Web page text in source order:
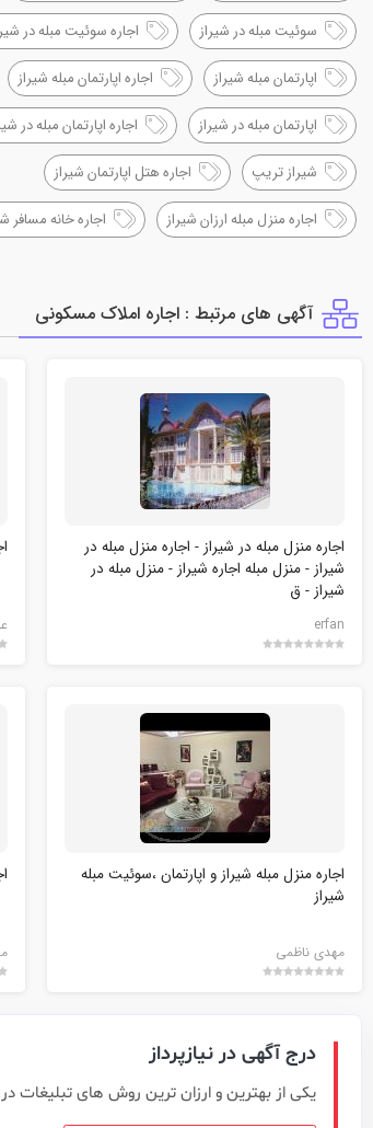
سوئیت مبله در شیراز اجاره سوئیت مبله در
اپارتمان مبله شیراز اجاره اپارتمان مبله شیراز
اپارتمان مبله در شیراز اجاره اپارتمان مبله در
شیراز تریپ اجاره هتل اپارتمان شیراز
اجاره منزل مبله ارزان شیراز اجاره خانه مسافر
آگهی های مرتبط : اجاره املاك مسكوني
اجاره منزل مبله در شيراز - اجاره منزل مبله در
شیراز - منزل مبله اجاره شیراز - منزل مبله در
شیراز - ق
erfan
اجاره منزل مبله شیراز و اپارتمان ،سوئیت مبله
شیراز
مهدی ناظمی
درج آگهی در نیازپرداز
یکی از بهترین و ارزان ترین روش های تبلیغات